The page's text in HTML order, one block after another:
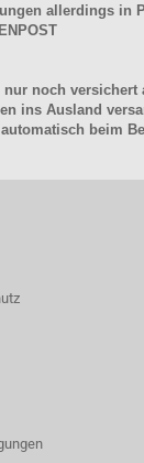
allerdings in
noch versichert
ins Ausland
beim